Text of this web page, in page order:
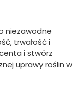
niezawodne
trwałość i
i stwórz
uprawy roślin w